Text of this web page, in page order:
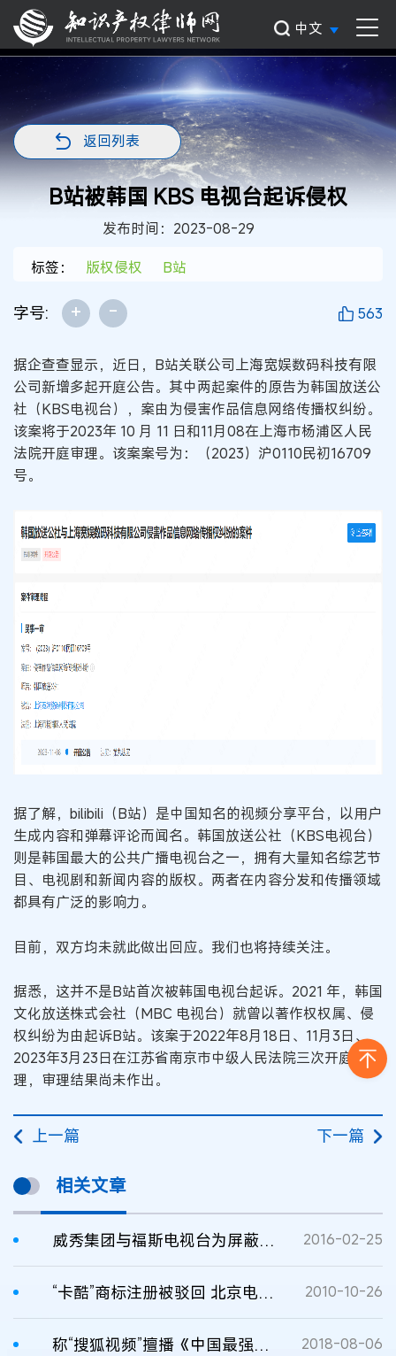
中文
返回列表
B站被韩国 KBS 电视台起诉侵权
发布时间：2023-08-29
标签：
版权侵权 B站
字号: + - 563
据企查查显示，近日，B站关联公司上海宽娱数码科技有限
公司新增多起开庭公告。其中两起案件的原告为韩国放送公
社（KBS电视台），案由为侵害作品信息网络传播权纠纷。
该案将于2023年 10 月 11 日和11月08在上海市杨浦区人民
法院开庭审理。该案案号为：（2023）沪0110民初16709
号。
据了解，bilibili（B站）是中国知名的视频分享平台，以用户
生成内容和弹幕评论而闻名。韩国放送公社（KBS电视台）
则是韩国最大的公共广播电视台之一，拥有大量知名综艺节
目、电视剧和新闻内容的版权。两者在内容分发和传播领域
都具有广泛的影响力。
目前，双方均未就此做出回应。我们也将持续关注。
据悉，这并不是B站首次被韩国电视台起诉。2021 年，韩国
文化放送株式会社（MBC 电视台）就曾以著作权权属、侵
权纠纷为由起诉B站。该案于2022年8月18日、11月3日、
2023年3月23日在江苏省南京市中级人民法院三次开庭审
理，审理结果尚未作出。
上一篇 下一篇
相关文章
威秀集团与福斯电视台为屏蔽盗版网站提起诉讼 2016-02-25
“卡酷”商标注册被驳回 北京电视台诉至一中院 2010-10-26
称“搜狐视频”擅播《中国最强音》，湖南广播电视台起诉侵权 2018-08-06